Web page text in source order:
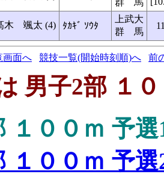
群 馬
木 颯太 (4) ﾀｶｷﾞ ｿｳﾀ
上武大
群 馬
画面へ 競技一覧(開始時刻順)へ 前
男子2部 １
１００ｍ 予選
１００ｍ 予選